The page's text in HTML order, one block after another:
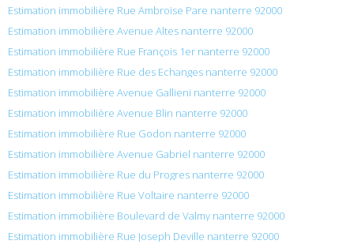
Estimation immobilière Rue Ambroise Pare nanterre 92000
Estimation immobilière Avenue Altes nanterre 92000
Estimation immobilière Rue François 1er nanterre 92000
Estimation immobilière Rue des Echanges nanterre 92000
Estimation immobilière Avenue Gallieni nanterre 92000
Estimation immobilière Avenue Blin nanterre 92000
Estimation immobilière Rue Godon nanterre 92000
Estimation immobilière Avenue Gabriel nanterre 92000
Estimation immobilière Rue du Progres nanterre 92000
Estimation immobilière Rue Voltaire nanterre 92000
Estimation immobilière Boulevard de Valmy nanterre 92000
Estimation immobilière Rue Joseph Deville nanterre 92000